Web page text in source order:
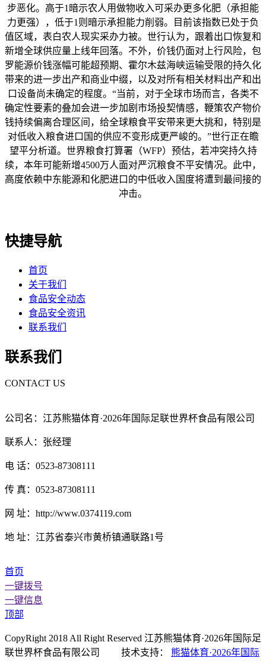
步恶化。高于1暗示农人用做物收入可采办更多化肥（承担能
力更强），低于1则暗示承担能力削弱。目前该指数已处于负
值区域，表白农人现实采办力被。世行认为，跟着出口恢复和
新增全球供应量上线年回落。不外，价钱仍面对上行风险，包
罗能源价钱涨幅可能超预期、霍尔木兹海峡运输受限的持久化
带来的进一步出产和商业中缀，以及对所有相关材料出产和出
口设备尚未确定的程度。“当前，对于全球市场而言，各类不
确定性要素的叠加会进一步加剧市场投契情感，鞭策农产物价
钱持续偏离合理区间，给全球粮食平安带来更大挑和，特别是
对低收入粮食进口国的供应不变形成更严峻的。”世行正在瞻
望平分析道。世界粮食打算署（WFP）预估，若冲突持久持
续，本年可能新增4500万人面对严沉粮食不平安情况。此中，
高度依赖中东能源和化肥进口的中低收入国度将遭到最间接的
冲击。
快捷导航
首页
关于我们
食品安全动态
食品安全资讯
联系我们
联系我们
CONTACT US
公司名：江苏熊猫体育·2026年国际足联世界杯食品有限公司
联系人：张经理
电 话：0523-87308111
传 真：0523-87308111
网 址：http://www.0374119.com
地 址：江苏省泰兴市黄桥镇通联路1号
首页
一键拨号
一键信息
顶部
CopyRight 2018 All Right Reserved 江苏熊猫体育·2026年国际足
联世界杯食品有限公司 技术支持： 熊猫体育·2026年国际